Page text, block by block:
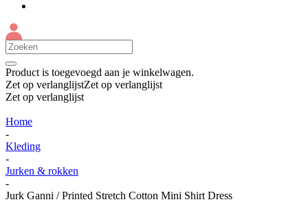
Product is toegevoegd aan je winkelwagen.
Zet op verlanglijstZet op verlanglijst
Zet op verlanglijst
Home
-
Kleding
-
Jurken & rokken
-
Jurk Ganni / Printed Stretch Cotton Mini Shirt Dress